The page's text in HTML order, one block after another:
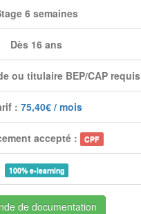
6 semaines
Dès 16 ans
ou titulaire BEP/CAP requis
: 75,40€ / mois
accepté : CPF
100% e-learning
de documentation